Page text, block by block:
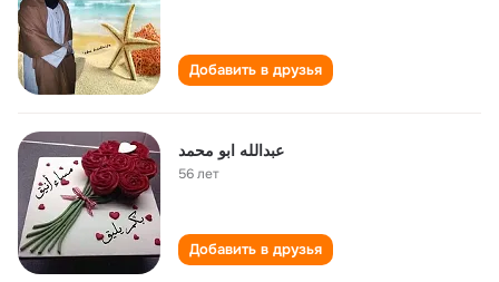
Добавить в друзья
عبدالله ابو محمد
56 лет
Добавить в друзья